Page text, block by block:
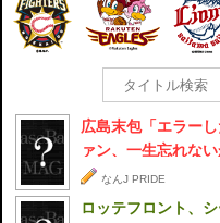
広島末包「エラー
ァン、一生忘れない
なんJ PRIDE
ロッテフロント、